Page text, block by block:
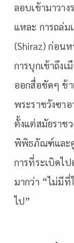
ลอบเข้ามาวา
แหละ การถล่ม
(Shiraz) ก่อน
การบุกเข้าถึง
ออกสื่อชัดๆ ข้
พระราชวังซา
ตั้งแต่สมัยราช
พิพิธภัณฑ์และ
การที่ระเบิดไ
มากว่า “ไม่มี
ไป”